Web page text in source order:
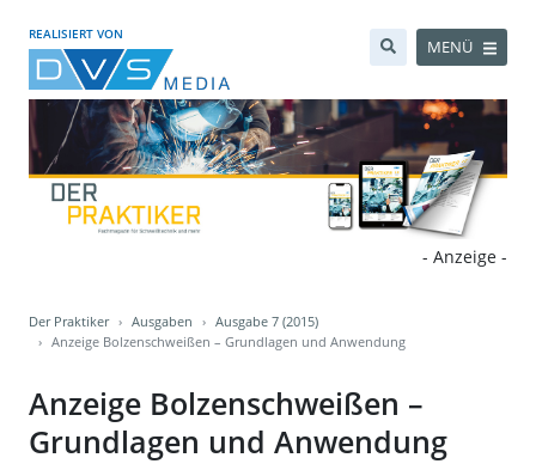
REALISIERT VON
MENÜ
- Anzeige -
Der Praktiker Ausgaben
Ausgabe 7 (2015)
Anzeige Bolzenschweißen – Grundlagen und Anwendung
Anzeige Bolzenschweißen –
Grundlagen und Anwendung